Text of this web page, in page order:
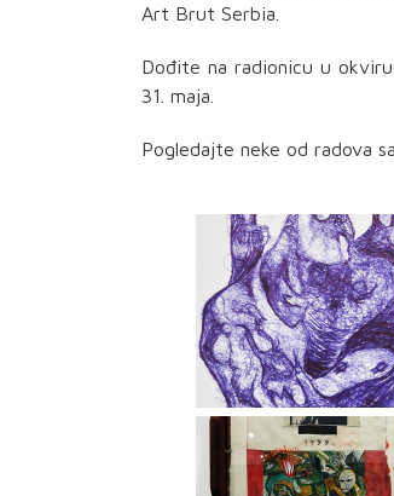
Art Brut Serbia.
Dođite na radionicu u
31. maja.
Pogledajte neke od radova